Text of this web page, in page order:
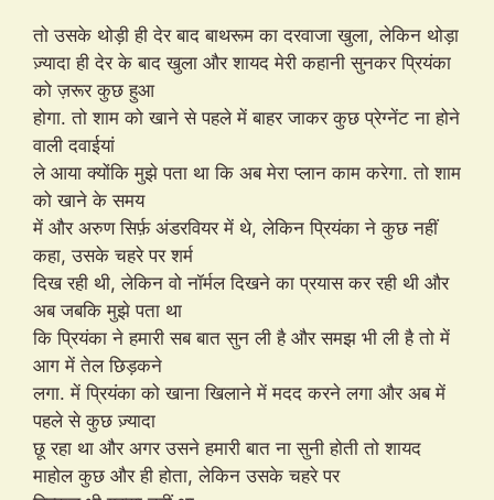
तो उसके थोड़ी ही देर बाद बाथरूम का दरवाजा खुला, लेकिन थोड़ा
ज़्यादा ही देर के बाद खुला और शायद मेरी कहानी सुनकर प्रियंका
को ज़रूर कुछ हुआ
होगा. तो शाम को खाने से पहले में बाहर जाकर कुछ प्रेग्नेंट ना होने
वाली दवाईयां
ले आया क्योंकि मुझे पता था कि अब मेरा प्लान काम करेगा. तो शाम
को खाने के समय
में और अरुण सिर्फ़ अंडरवियर में थे, लेकिन प्रियंका ने कुछ नहीं
कहा, उसके चहरे पर शर्म
दिख रही थी, लेकिन वो नॉर्मल दिखने का प्रयास कर रही थी और
अब जबकि मुझे पता था
कि प्रियंका ने हमारी सब बात सुन ली है और समझ भी ली है तो में
आग में तेल छिड़कने
लगा. में प्रियंका को खाना खिलाने में मदद करने लगा और अब में
पहले से कुछ ज़्यादा
छू रहा था और अगर उसने हमारी बात ना सुनी होती तो शायद
माहोल कुछ और ही होता, लेकिन उसके चहरे पर